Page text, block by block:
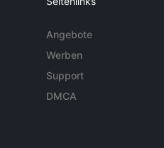
Angebote
Werben
Support
DMCA